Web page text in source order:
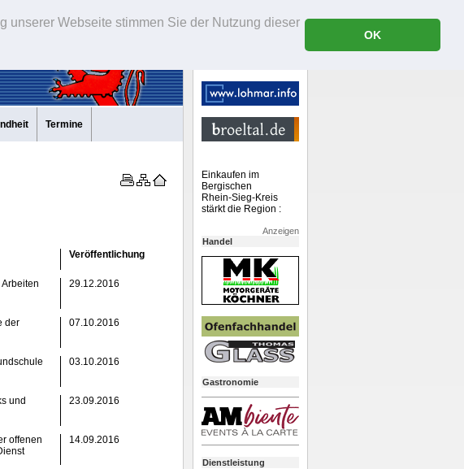
unserer Webseite stimmen Sie der Nutzung dieser
OK
Termine
Veröffentlichung
29.12.2016
07.10.2016
der
03.10.2016
23.09.2016
und
14.09.2016
offenen
Einkaufen im
Bergischen
Rhein-Sieg-Kreis
stärkt die Region :
Anzeigen
Handel
Gastronomie
Dienstleistung